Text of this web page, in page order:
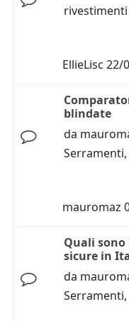
rivestimenti
EllieLisc 22/
blindate
da
Serramenti,
mauromaz
Quali
sicure in
da
Serramenti,